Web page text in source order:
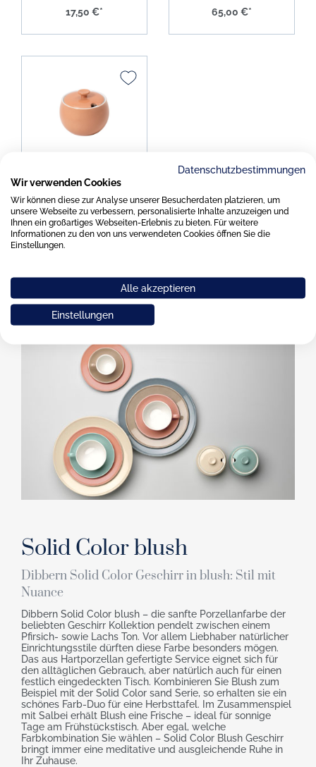
17,50 €* 65,00 €*
blush Zuckerdose
58,00 €*
Solid Color blush
Dibbern Solid Color Geschirr in blush: Stil mit
Nuance
Dibbern Solid Color blush – die sanfte Porzellanfarbe der
beliebten Geschirr Kollektion pendelt zwischen einem
Pfirsich- sowie Lachs Ton. Vor allem Liebhaber natürlicher
Einrichtungsstile dürften diese Farbe besonders mögen.
Das aus Hartporzellan gefertigte Service eignet sich für
den alltäglichen Gebrauch, aber natürlich auch für einen
festlich eingedeckten Tisch. Kombinieren Sie Blush zum
Beispiel mit der Solid Color sand Serie, so erhalten sie ein
schönes Farb-Duo für eine Herbsttafel. Im Zusammenspiel
mit Salbei erhält Blush eine Frische – ideal für sonnige
Tage am Frühstückstisch. Aber egal, welche
Farbkombination Sie wählen – Solid Color Blush Geschirr
bringt immer eine meditative und ausgleichende Ruhe in
Ihr Zuhause.
Datenschutzbestimmungen
Wir verwenden Cookies
Wir können diese zur Analyse unserer Besucherdaten platzieren, um
unsere Webseite zu verbessern, personalisierte Inhalte anzuzeigen und
Ihnen ein großartiges Webseiten-Erlebnis zu bieten. Für weitere
Informationen zu den von uns verwendeten Cookies öffnen Sie die
Einstellungen.
Alle akzeptieren
Einstellungen